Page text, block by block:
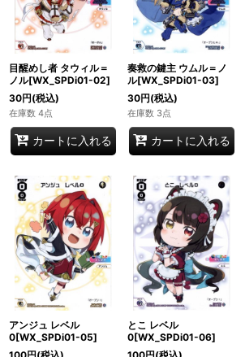
目醒めし者 タウィル＝
ノル[WX_SPDi01-02]
30円(税込)
在庫数 4点
カートに入れる
奏救の鍵主 ウムル＝ノ
ル[WX_SPDi01-03]
30円(税込)
在庫数 3点
カートに入れる
アンジュ レベル
0[WX_SPDi01-05]
とこ レベル
0[WX_SPDi01-06]